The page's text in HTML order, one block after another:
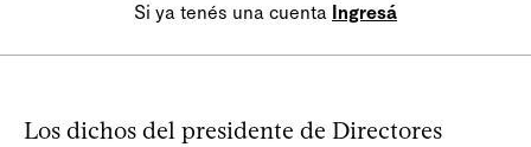
Si ya tenés una cuenta Ingresá
Los dichos del presidente de Directores